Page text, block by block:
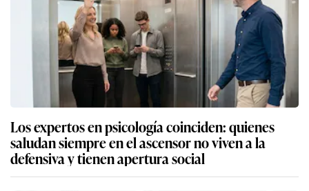
Los expertos en psicología coinciden: quienes
saludan siempre en el ascensor no viven a la
defensiva y tienen apertura social